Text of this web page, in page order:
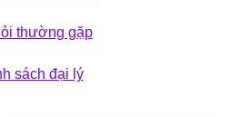
thường gặp
sách đại lý